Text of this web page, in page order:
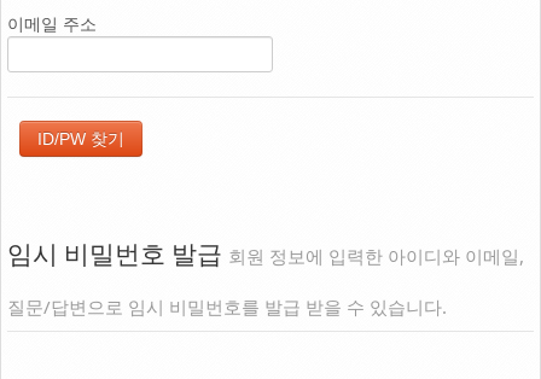
B Cut
Portfolio
공부방
이메일 주소
임시 비밀번호 발급 회원 정보에 입력한 아이디와 이메일,
질문/답변으로 임시 비밀번호를 발급 받을 수 있습니다.